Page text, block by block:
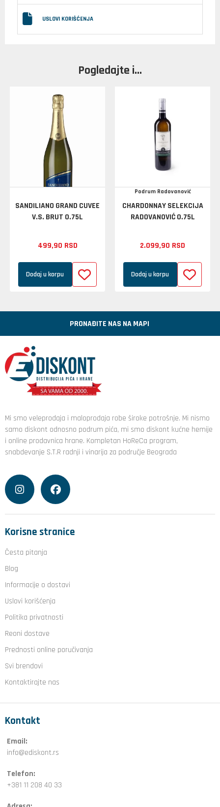
USLOVI KORIŠĆENJA
Pogledajte i...
SANDILIANO GRAND CUVEE
V.S. BRUT 0.75L
499,90 RSD
Dodaj u korpu
Podrum Radovanović
CHARDONNAY SELEKCIJA
RADOVANOVIĆ 0.75L
2.099,90 RSD
Dodaj u korpu
PRONAĐITE NAS NA MAPI
Mi smo veleprodaja i maloprodaja robe široke potrošnje. Mi nismo
samo diskont odnosno podrum pića, mi smo diskont kućne hemije
i online prodavnica hrane. Kompletan HoReCa program,
snabdevanje S.T.R radnji i vinarija za područje Beograda
Korisne stranice
Česta pitanja
Blog
Informacije o dostavi
Uslovi korišćenja
Politika privatnosti
Reoni dostave
Prednosti online poručivanja
Svi brendovi
Kontaktirajte nas
Kontakt
Email:
info@ediskont.rs
Telefon:
+381 11 208 40 33